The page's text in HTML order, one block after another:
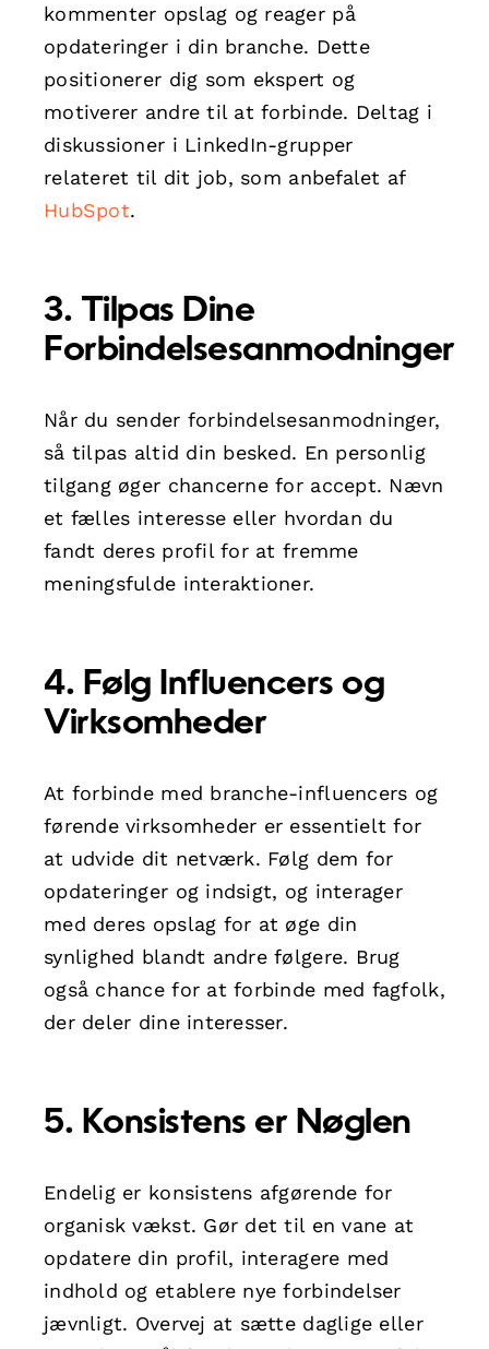
kommenter opslag og reager på
opdateringer i din branche. Dette
positionerer dig som ekspert og
motiverer andre til at forbinde. Deltag i
diskussioner i LinkedIn-grupper
relateret til dit job, som anbefalet af
HubSpot.
3. Tilpas Dine
Forbindelsesanmodninger
Når du sender forbindelsesanmodninger,
så tilpas altid din besked. En personlig
tilgang øger chancerne for accept. Nævn
et fælles interesse eller hvordan du
fandt deres profil for at fremme
meningsfulde interaktioner.
4. Følg Influencers og
Virksomheder
At forbinde med branche-influencers og
førende virksomheder er essentielt for
at udvide dit netværk. Følg dem for
opdateringer og indsigt, og interager
med deres opslag for at øge din
synlighed blandt andre følgere. Brug
også chance for at forbinde med fagfolk,
der deler dine interesser.
5. Konsistens er Nøglen
Endelig er konsistens afgørende for
organisk vækst. Gør det til en vane at
opdatere din profil, interagere med
indhold og etablere nye forbindelser
jævnligt. Overvej at sætte daglige eller